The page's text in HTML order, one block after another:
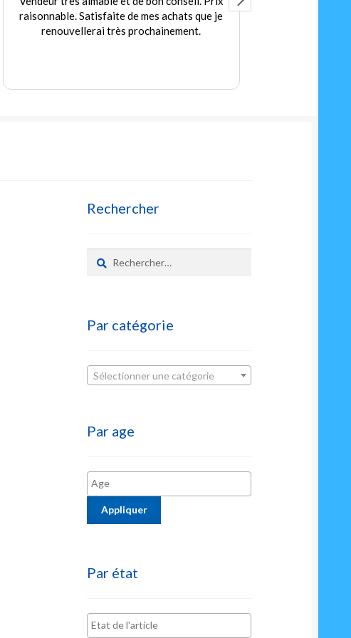
raisonnable. Satisfaite de mes achats que je
renouvellerai très prochainement.
Rechercher
Rechercher :
Par catégorie
Sélectionner une catégorie
Par age
Appliquer
Par état